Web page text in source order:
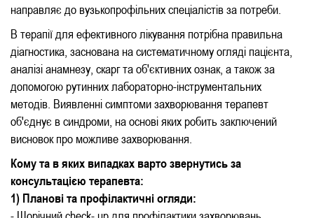
направляє до вузькопрофільних спеціалістів за потреби.
В терапії для ефективного лікування потрібна правильна
діагностика, заснована на систематичному огляді пацієнта,
аналізі анамнезу, скарг та об'єктивних ознак, а також за
допомогою рутинних лабораторно-інструментальних
методів. Виявленні симптоми захворювання терапевт
об'єднує в синдроми, на основі яких робить заключений
висновок про можливе захворювання.
Кому та в яких випадках варто звернутись за
консультацією терапевта:
1) Планові та профілактичні огляди:
- Щорічний check- up для профілактики захворювань